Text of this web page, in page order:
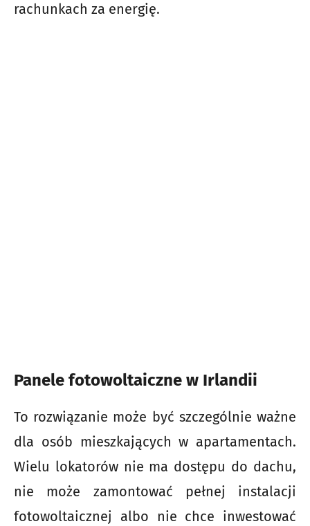
rachunkach za energię.
Panele fotowoltaiczne w Irlandii
To rozwiązanie może być szczególnie ważne
dla osób mieszkających w apartamentach.
Wielu lokatorów nie ma dostępu do dachu,
nie może zamontować pełnej instalacji
fotowoltaicznej albo nie chce inwestować